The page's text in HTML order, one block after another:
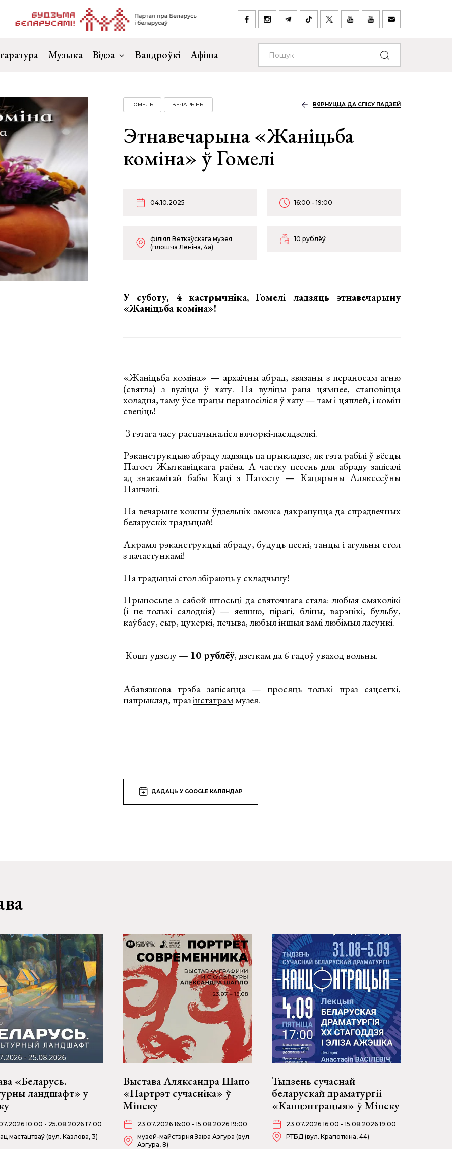
Музыка Відэа Вандроўкі Афіша
ГОМЕЛЬ ВЕЧАРЫНЫ ВЯРНУЦЦА ДА СПІСУ ПАДЗЕЙ
Этнавечарына «Жаніцьба
коміна» ў Гомелі
04.10.2025 16:00 - 19:00
філіял Веткаўскага музея
(плошча Леніна, 4а)
10 рублёў
У суботу, 4 кастрычніка, Гомелі ладзяць этнавечарыну
«Жаніцьба коміна»!
«Жаніцьба коміна» — архаічны абрад, звязаны з пераносам агню
(святла) з вуліцы ў хату. На вуліцы рана цямнее, становіцца
холадна, таму ўсе працы пераносіліся ў хату — там і цяплей, і комін
свеціць!
З гэтага часу распачыналіся вячоркі-пасядзелкі.
Рэканструкцыю абраду ладзяць па прыкладзе, як гэта рабілі ў вёсцы
Пагост Жыткавіцкага раёна. А частку песень для абраду запісалі
ад знакамітай бабы Каці з Пагосту — Кацярыны Аляксееўны
Панчэні.
На вечарыне кожны ўдзельнік зможа дакрануцца да спрадвечных
беларускіх традыцый!
Акрамя рэканструкцыі абраду, будуць песні, танцы і агульны стол
з пачастункамі!
Па традыцыі стол збіраюць у складчыну!
Прыносьце з сабой штосьці да святочнага стала: любыя смаколікі
(і не толькі салодкія) — яешню, пірагі, бліны, варэнікі, бульбу,
каўбасу, сыр, цукеркі, печыва, любыя іншыя вамі любімыя ласункі.
Кошт удзелу — 10 рублёў, дзеткам да 6 гадоў уваход вольны.
Абавязкова трэба запісацца — просяць толькі праз сацсеткі,
напрыклад, празінстаграммузея.
ДАДАЦЬ У GOOGLE КАЛЯНДАР
«Беларусь.
ландшафт» у
10:00 - 25.08.2026 17:00
мастацтваў (вул. Казлова, 3)
Выстава Аляксандра Шапо
«Партрэт сучасніка» ў
Мінску
23.07.2026 16:00 - 15.08.2026 19:00
музей-майстэрня Заіра Азгура (вул.
Азгура, 8)
Тыдзень сучаснай
беларускай драматургіі
«Канцэнтрацыя» ў Мінску
23.07.2026 16:00 - 15.08.2026 19:00
РТБД (вул. Крапоткіна, 44)